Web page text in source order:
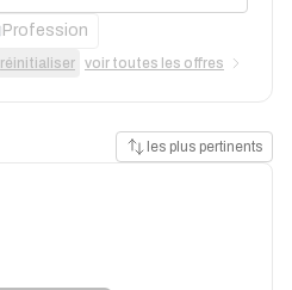
Profession
réinitialiser voir toutes les offres
les plus pertinents